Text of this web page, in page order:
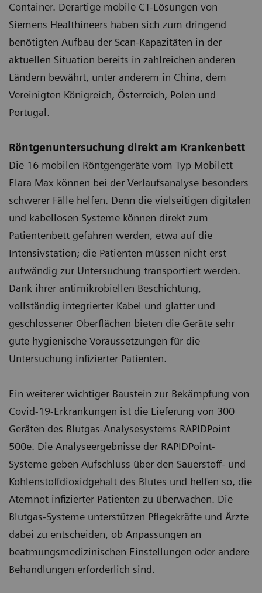
Container. Derartige mobile CT-Lösungen von
Siemens Healthineers haben sich zum dringend
benötigten Aufbau der Scan-Kapazitäten in der
aktuellen Situation bereits in zahlreichen anderen
Ländern bewährt, unter anderem in China, dem
Vereinigten Königreich, Österreich, Polen und
Portugal.
Röntgenuntersuchung direkt am Krankenbett
Die 16 mobilen Röntgengeräte vom Typ Mobilett
Elara Max können bei der Verlaufsanalyse besonders
schwerer Fälle helfen. Denn die vielseitigen digitalen
und kabellosen Systeme können direkt zum
Patientenbett gefahren werden, etwa auf die
Intensivstation; die Patienten müssen nicht erst
aufwändig zur Untersuchung transportiert werden.
Dank ihrer antimikrobiellen Beschichtung,
vollständig integrierter Kabel und glatter und
geschlossener Oberflächen bieten die Geräte sehr
gute hygienische Voraussetzungen für die
Untersuchung infizierter Patienten.
Ein weiterer wichtiger Baustein zur Bekämpfung von
Covid-19-Erkrankungen ist die Lieferung von 300
Geräten des Blutgas-Analysesystems RAPIDPoint
500e. Die Analyseergebnisse der RAPIDPoint-
Systeme geben Aufschluss über den Sauerstoff- und
Kohlenstoffdioxidgehalt des Blutes und helfen so, die
Atemnot infizierter Patienten zu überwachen. Die
Blutgas-Systeme unterstützen Pflegekräfte und Ärzte
dabei zu entscheiden, ob Anpassungen an
beatmungsmedizinischen Einstellungen oder andere
Behandlungen erforderlich sind.